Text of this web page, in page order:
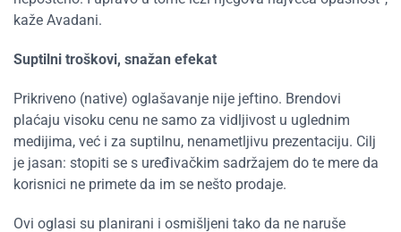
kaže Avadani.
Suptilni troškovi, snažan efekat
Prikriveno (native) oglašavanje nije jeftino. Brendovi
plaćaju visoku cenu ne samo za vidljivost u uglednim
medijima, već i za suptilnu, nenametljivu prezentaciju. Cilj
je jasan: stopiti se s uređivačkim sadržajem do te mere da
korisnici ne primete da im se nešto prodaje.
Ovi oglasi su planirani i osmišljeni tako da ne naruše